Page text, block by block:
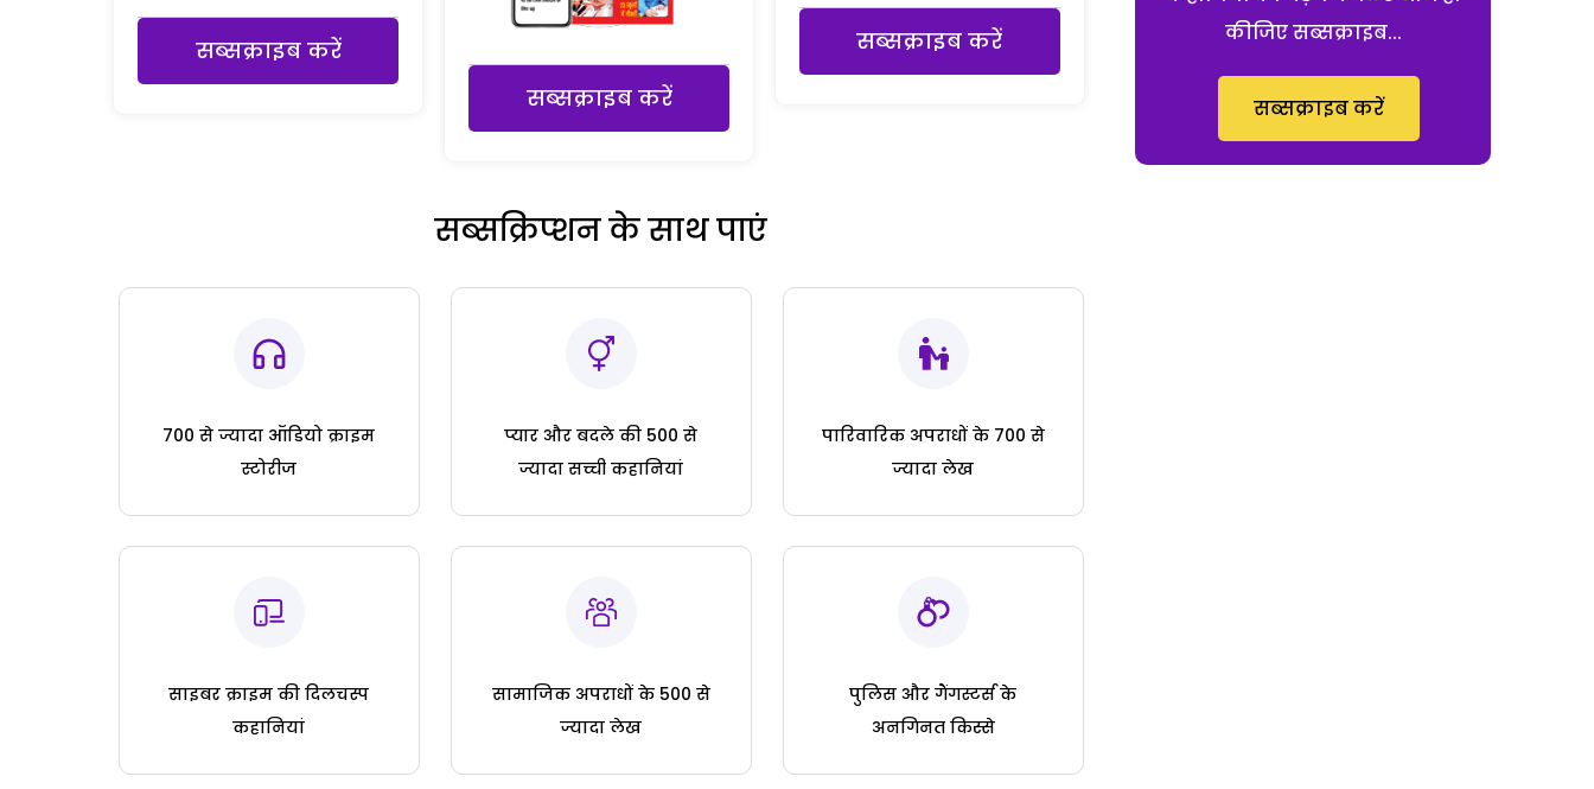
सब्सक्राइब करें
सब्सक्राइब करें
सब्सक्राइब करें
सब्सक्रिप्शन के साथ पाएं
700 से ज्यादा ऑडियो क्राइम
स्टोरीज
प्यार और बदले की 500 से
ज्यादा सच्ची कहानियां
पारिवारिक अपराधों के 700 से
ज्यादा लेख
साइबर क्राइम की दिलचस्प
कहानियां
सामाजिक अपराधों के 500 से
ज्यादा लेख
पुलिस और गैंगस्टर्स के
अनगिनत किस्से
कीजिए सब्सक्राइब...
सब्सक्राइब करें